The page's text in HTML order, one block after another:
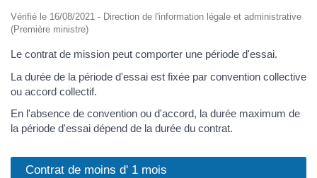
Vérifié le 16/08/2021 - Direction de l'information légale et administrative
(Première ministre)
Le contrat de mission peut comporter une période d'essai.
La durée de la période d'essai est fixée par convention collective
ou accord collectif.
En l'absence de convention ou d'accord, la durée maximum de
la période d'essai dépend de la durée du contrat.
Contrat de moins d' 1 mois